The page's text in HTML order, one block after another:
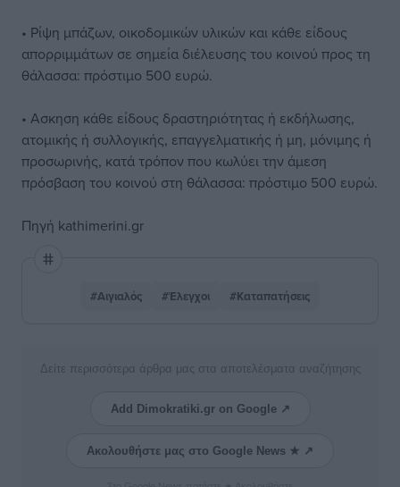
• Ρίψη μπάζων, οικοδομικών υλικών και κάθε είδους
απορριμμάτων σε σημεία διέλευσης του κοινού προς τη
θάλασσα: πρόστιμο 500 ευρώ.
• Ασκηση κάθε είδους δραστηριότητας ή εκδήλωσης,
ατομικής ή συλλογικής, επαγγελματικής ή μη, μόνιμης ή
προσωρινής, κατά τρόπον που κωλύει την άμεση
πρόσβαση του κοινού στη θάλασσα: πρόστιμο 500 ευρώ.
Πηγή kathimerini.gr
#Αιγιαλός #Έλεγχοι #Καταπατήσεις
Δείτε περισσότερα άρθρα μας στα αποτελέσματα αναζήτησης
Add Dimokratiki.gr on Google ↗
Ακολουθήστε μας στο Google News ★ ↗